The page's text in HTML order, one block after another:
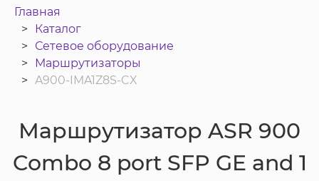
Главная
Каталог
Сетевое оборудование
Маршрутизаторы
A900-IMA1Z8S-CX
Маршрутизатор ASR 900
Combo 8 port SFP GE and 1